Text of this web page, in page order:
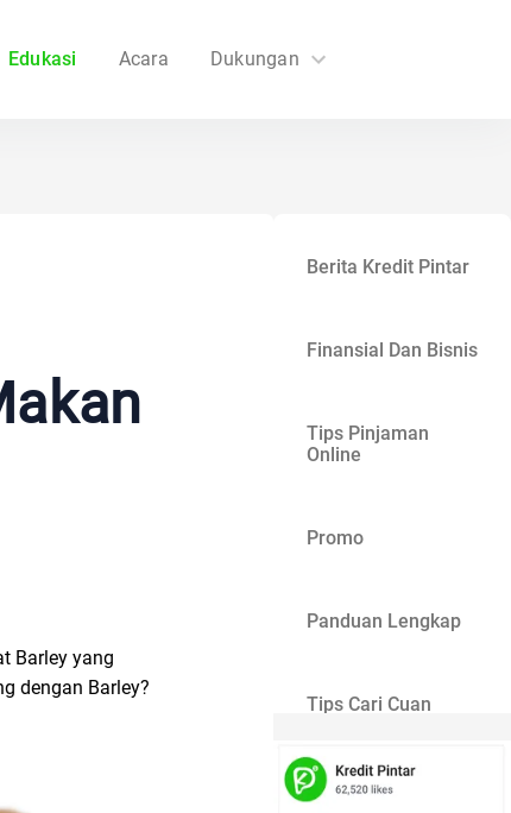
Edukasi Acara Dukungan
Barley yang
dengan Barley?
Berita Kredit Pintar
Finansial Dan Bisnis
Tips Pinjaman
Online
Promo
Panduan Lengkap
Tips Cari Cuan
Gaya Hidup